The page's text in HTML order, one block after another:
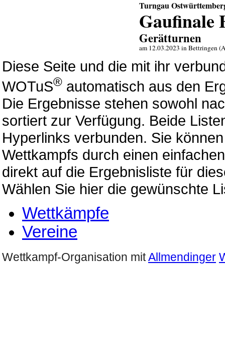
Turngau
Gaufinale
Gerätturnen
am 12.03.2023 in Bettringen
Diese Seite und die mit ihr
WOTuS® automatisch aus den
Die Ergebnisse stehen sowohl
sortiert zur Verfügung. Beide
Hyperlinks verbunden. Sie
Wettkampfs durch einen
direkt auf die Ergebnisliste für
Wählen Sie hier die gewünschte
Wettkämpfe
Vereine
Wettkampf-Organisation mitAllmendinger